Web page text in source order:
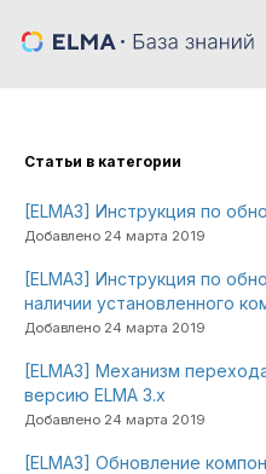
Cтатьи в категории
[ELMA3] Инструкция по
Добавлено 24 марта 2019
[ELMA3] Инструкция по
наличии установленного
Добавлено 24 марта 2019
[ELMA3] Механизм
версию ELMA 3.х
Добавлено 24 марта 2019
[ELMA3] Обновление